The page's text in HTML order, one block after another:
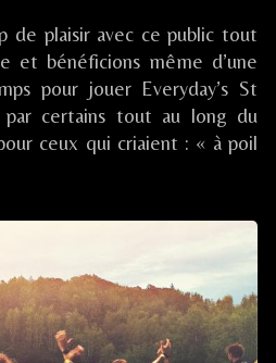
de plaisir avec ce public tout
bénéficions même d’une
pour jouer Everyday’s St
par certains tout au long du
ceux qui criaient : « à poil